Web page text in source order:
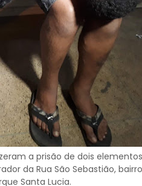
a prisão de dois
da Rua São Sebastião,
Santa Lucia.